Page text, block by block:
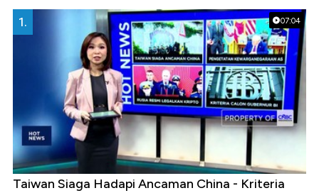
07:04
1.
Taiwan Siaga Hadapi Ancaman China - Kriteria